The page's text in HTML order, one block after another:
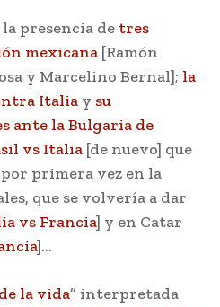
presencia de tres
mexicana [Ramón
y Marcelino Bernal]; la
Italia y su
ante la Bulgaria de
vs Italia [de nuevo] que
por primera vez en la
que se volvería a dar
vs Francia] y en Catar
]…
la vida” interpretada